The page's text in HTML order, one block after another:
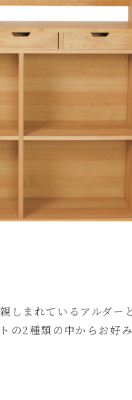
しまれているアルダーと
の2種類の中からお好